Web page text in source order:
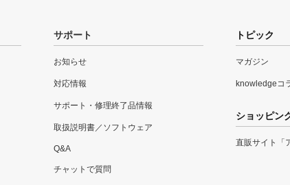
サポート
お知らせ
対応情報
サポート・修理終了品情報
取扱説明書／ソフトウェア
Q&A
チャットで質問
トピック
マガジン
knowledgeコ
ショッピン
直販サイト「